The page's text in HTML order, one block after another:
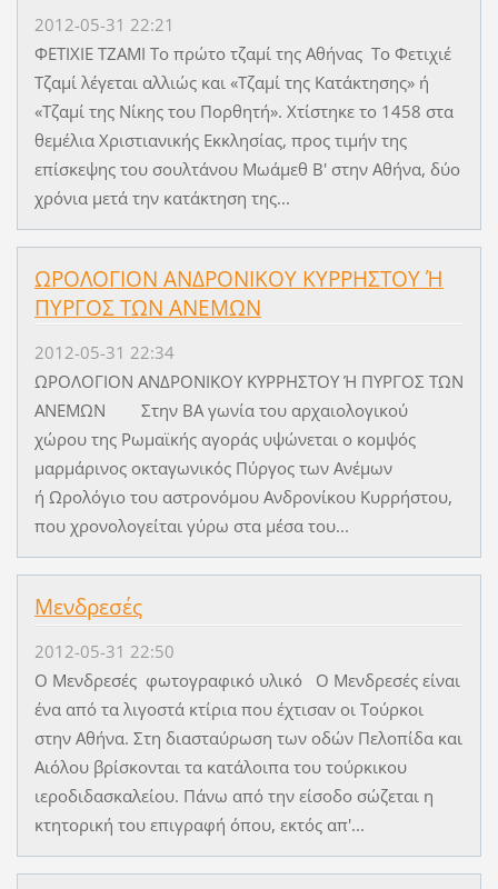
2012-05-31 22:21
ΦΕΤΙΧΙΕ ΤΖΑΜΙ Το πρώτο τζαμί της Αθήνας Το Φετιχιέ
Τζαμί λέγεται αλλιώς και «Τζαμί της Κατάκτησης» ή
«Τζαμί της Νίκης του Πορθητή». Χτίστηκε το 1458 στα
θεμέλια Χριστιανικής Εκκλησίας, προς τιμήν της
επίσκεψης του σουλτάνου Μωάμεθ Β' στην Αθήνα, δύο
χρόνια μετά την κατάκτηση της...
ΩΡΟΛΟΓΙΟΝ ΑΝΔΡΟΝΙΚΟΥ ΚΥΡΡΗΣΤΟΥ Ή
ΠΥΡΓΟΣ ΤΩΝ ΑΝΕΜΩΝ
2012-05-31 22:34
ΩΡΟΛΟΓΙΟΝ ΑΝΔΡΟΝΙΚΟΥ ΚΥΡΡΗΣΤΟΥ Ή ΠΥΡΓΟΣ ΤΩΝ
ΑΝΕΜΩΝ Στην ΒΑ γωνία του αρχαιολογικού
χώρου της Ρωμαϊκής αγοράς υψώνεται ο κομψός
μαρμάρινος οκταγωνικός Πύργος των Ανέμων
ή Ωρολόγιο του αστρονόμου Ανδρονίκου Κυρρήστου,
που χρονολογείται γύρω στα μέσα του...
Μενδρεσές
2012-05-31 22:50
Ο Μενδρεσές φωτογραφικό υλικό Ο Μενδρεσές είναι
ένα από τα λιγοστά κτίρια που έχτισαν οι Τούρκοι
στην Αθήνα. Στη διασταύρωση των οδών Πελοπίδα και
Αιόλου βρίσκονται τα κατάλοιπα του τούρκικου
ιεροδιδασκαλείου. Πάνω από την είσοδο σώζεται η
κτητορική του επιγραφή όπου, εκτός απ'...